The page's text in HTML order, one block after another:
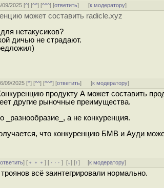
09/2025 [^] [^^] [^^^] [ответить] [к модератору]
может составить radicle.xyz
нетакусиков?
дичью не страдают.
09/2025 [^] [^^] [^^^] [ответить] [к модератору]
продукту А может составить
другие рыночные преимущества.
_разнообразие_, а не конкуренция.
что конкуренцию БМВ и Ауди
ответить] [ ﹢﹢﹢] [ · · ·][↓] [↑] [к модератору]
всё заинтегрировали нормально.